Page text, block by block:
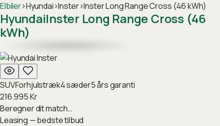
Elbiler›Hyundai›Inster›Inster Long Range Cross (46 kWh)
HyundaiInster Long Range Cross (46
kWh)
SUVForhjulstræk4sæder5års garanti
216.995Kr
Beregner dit match…
Leasing — bedste tilbud